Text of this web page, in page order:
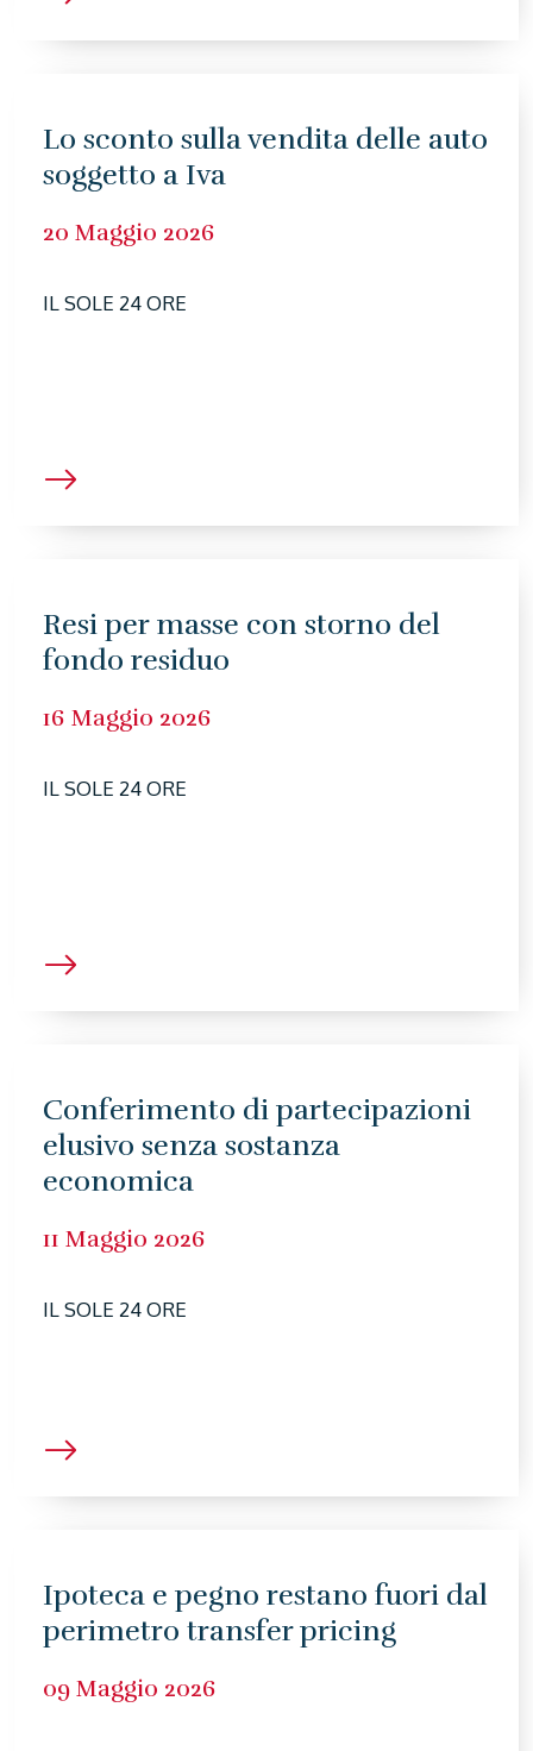
Lo sconto sulla vendita delle auto
soggetto a Iva
20 Maggio 2026
IL SOLE 24 ORE
Resi per masse con storno del
fondo residuo
16 Maggio 2026
IL SOLE 24 ORE
Conferimento di partecipazioni
elusivo senza sostanza
economica
11 Maggio 2026
IL SOLE 24 ORE
Ipoteca e pegno restano fuori dal
perimetro transfer pricing
09 Maggio 2026